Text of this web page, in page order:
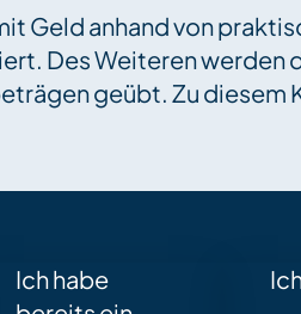
Geld anhand von
Des Weiteren werden
geübt. Zu
Ich habe